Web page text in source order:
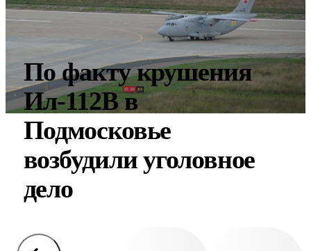
По факту крушения
Ил-112В в
Подмосковье
возбудили уголовное
дело